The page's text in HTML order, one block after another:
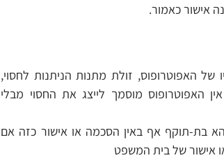
אישור כאמור.
של האפוטרופוס, זולת מתנות הניתנות לחסוי,
האפוטרופוס מוסמך לייצג את החסוי מבלי
בת-תוקף אף באין הסכמה או אישור כזה אם
אישור של בית המשפט